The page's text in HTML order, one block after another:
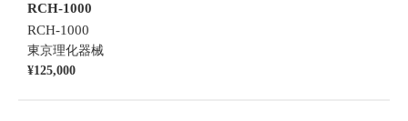
RCH-1000
RCH-1000
東京理化器械
¥125,000